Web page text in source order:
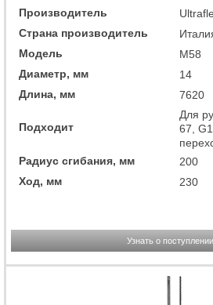
Производитель
Страна производитель
Модель
M58
Диаметр, мм
14
Длина, мм
7620
Подходит
Для
67,
Радиус сгибания, мм
200
Ход, мм
230
Узнать о поступлении